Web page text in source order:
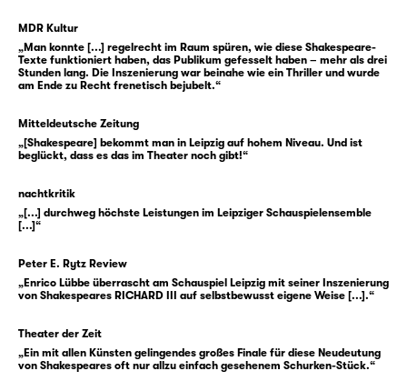
zugleich —, haben sie alte und neue
Herrschaft überlebt, können erzählen vom
Verlust und vom Danach. Sie sind es, die sich
ihm in den Weg stellen. Und sie begleiten
Glosters Fall.
Nur zwei Jahre regierte Richard III., mit
dessen Tod auch die „Rosenkriege“ endeten.
William Shakespeares „Richard III“ formt vor
diesem Hintergrund ein gewaltiges Stück
das Überschreiten aller Normen. In der
Übersetzung von Thomas Brasch ist es ein
dunkles Schauerstück.
MDR Kultur
„Man konnte [...] regelrecht im Raum spüren, wie diese Shakespeare-
Texte funktioniert haben, das Publikum gefesselt haben – mehr als drei
Stunden lang. Die Inszenierung war beinahe wie ein Thriller und wurde
am Ende zu Recht frenetisch bejubelt.“
Mitteldeutsche Zeitung
„[Shakespeare] bekommt man in Leipzig auf hohem Niveau. Und ist
beglückt, dass es das im Theater noch gibt!“
nachtkritik
„[...] durchweg höchste Leistungen im Leipziger Schauspielensemble
[...]“
Peter E. Rytz Review
„Enrico Lübbe überrascht am Schauspiel Leipzig mit seiner Inszenierung
von Shakespeares RICHARD III auf selbstbewusst eigene Weise [...].“
Theater der Zeit
„Ein mit allen Künsten gelingendes großes Finale für diese Neudeutung
von Shakespeares oft nur allzu einfach gesehenem Schurken-Stück.“